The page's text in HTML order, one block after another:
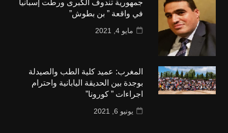
جمهورية تندوف الكبرى ورطت إسبانيا
في واقعة ” بن بطوش”
مايو 4, 2021
المغرب: عميد كلية الطب والصيدلة
بوجدة بين الحديقة اليابانية واحترام
اجراءات ” كورونا”
يونيو 6, 2021